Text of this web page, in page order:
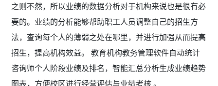
之则不然，所以业绩的数据分析对于机构来说也是很有必
要的。业绩的分析能够帮助职工人员调整自己的招生方
法，查询每个人的薄弱之处在哪里，并进行加强从而提高
招生，提高机构效益。 教育机构教务管理软件自动统计
咨询师个人阶段业绩及排名，智能汇总分析生成业绩趋势
图表，方便校区进行经营评估与业绩考核 。